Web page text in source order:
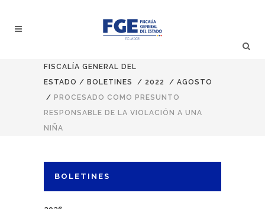
FISCALÍA GENERAL DEL
ESTADO / BOLETINES / 2022 / AGOSTO
/ PROCESADO COMO PRESUNTO
RESPONSABLE DE LA VIOLACIÓN A UNA
NIÑA
BOLETINES